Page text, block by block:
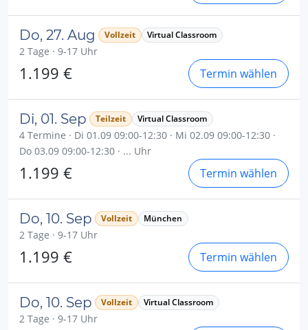
Do, 27. Aug Vollzeit Virtual Classroom
2 Tage · 9-17 Uhr
1.199 € Termin wählen
Di, 01. Sep Teilzeit Virtual Classroom
4 Termine · Di 01.09 09:00-12:30 · Mi 02.09 09:00-12:30 ·
Do 03.09 09:00-12:30 · ... Uhr
1.199 € Termin wählen
Do, 10. Sep Vollzeit München
2 Tage · 9-17 Uhr
1.199 € Termin wählen
Do, 10. Sep Vollzeit Virtual Classroom
2 Tage · 9-17 Uhr